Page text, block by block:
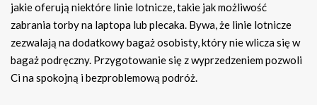
jakie oferują niektóre linie lotnicze, takie jak możliwość
zabrania torby na laptopa lub plecaka. Bywa, że linie lotnicze
zezwalają na dodatkowy bagaż osobisty, który nie wlicza się w
bagaż podręczny. Przygotowanie się z wyprzedzeniem pozwoli
Ci na spokojną i bezproblemową podróż.